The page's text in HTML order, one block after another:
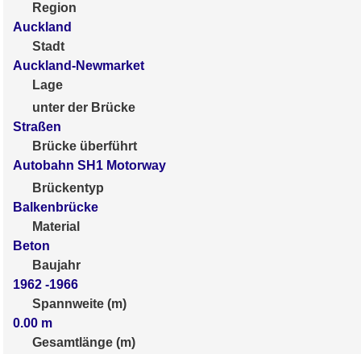
Region
Auckland
Stadt
Auckland-Newmarket
Lage
unter der Brücke
Straßen
Brücke überführt
Autobahn SH1 Motorway
Brückentyp
Balkenbrücke
Material
Beton
Baujahr
1962 -1966
Spannweite (m)
0.00 m
Gesamtlänge (m)